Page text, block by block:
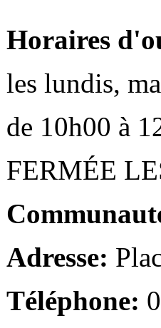
Horaires
les lundis,
de 10h00 à
FERMÉE
Adresse:
Téléphone: